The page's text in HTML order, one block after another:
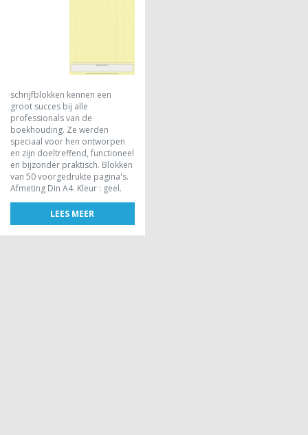
schrijfblokken kennen een
groot succes bij alle
professionals van de
boekhouding. Ze werden
speciaal voor hen ontworpen
en zijn doeltreffend, functioneel
en bijzonder praktisch. Blokken
van 50 voorgedrukte pagina's.
Afmeting Din A4. Kleur : geel.
LEES MEER